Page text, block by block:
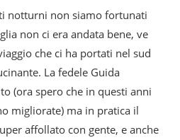
notturni non siamo fortunati
non ci era andata bene, ve
che ci ha portati nel sud
La fedele Guida
(ora spero che in questi anni
migliorate) ma in pratica il
affollato con gente, e anche